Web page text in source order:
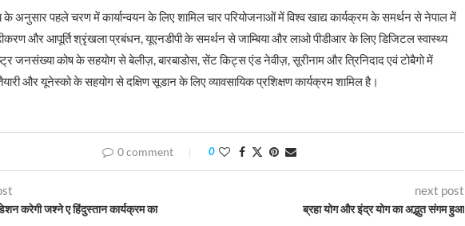
अनुसार पहले चरण में कार्यान्वयन के लिए शामिल चार परियोजनाओं में विश्व खाद्य कार्यक्रम के समर्थन से नेपाल में
और आपूर्ति श्रृंखला प्रबंधन, यूएनडीपी के समर्थन से जाम्बिया और लाओ पीडीआर के लिए डिजिटल स्वास्थ्य
जनसंख्या कोष के सहयोग से बेलीज़, बारबाडोस, सेंट किट्स एंड नेवीज़, सूरीनाम और त्रिनिदाद एवं टोबैगो में
और यूनेस्को के सहयोग से दक्षिण सूडान के लिए व्यावसायिक प्रशिक्षण कार्यक्रम शामिल है।
0 comment 0
करेगी जश्ने ए हिंदुस्तान कार्यक्रम का
next post
ब्रहा योग और इंद्र योग का अद्भुत संगम हुआ